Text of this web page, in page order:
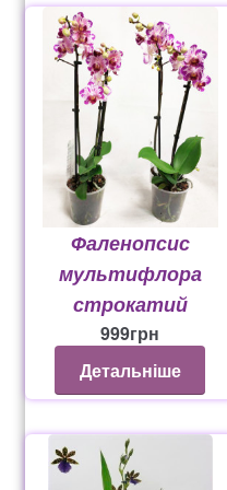
Оформление заказа
Рахунок 1060
Рахунок 1606
Рахунок 2415
рахунок 3545
рахунок 4180
рахунок 4500
рахунок 765
Фаленопсис
мультифлора
строкатий
999грн
Детальніше